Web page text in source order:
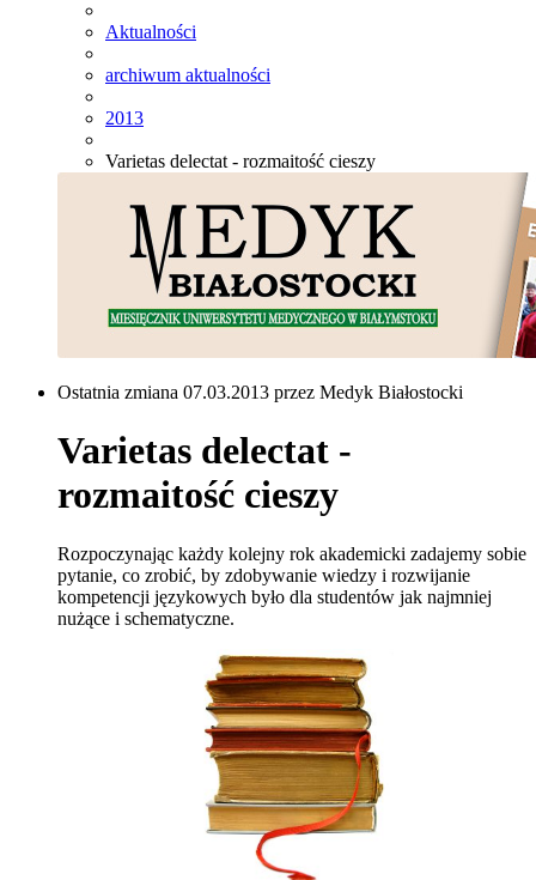
Aktualności
archiwum aktualności
2013
Varietas delectat - rozmaitość cieszy
Ostatnia zmiana 07.03.2013 przez Medyk Białostocki
Varietas delectat -
rozmaitość cieszy
Rozpoczynając każdy kolejny rok akademicki zadajemy sobie
pytanie, co zrobić, by zdobywanie wiedzy i rozwijanie
kompetencji językowych było dla studentów jak najmniej
nużące i schematyczne.